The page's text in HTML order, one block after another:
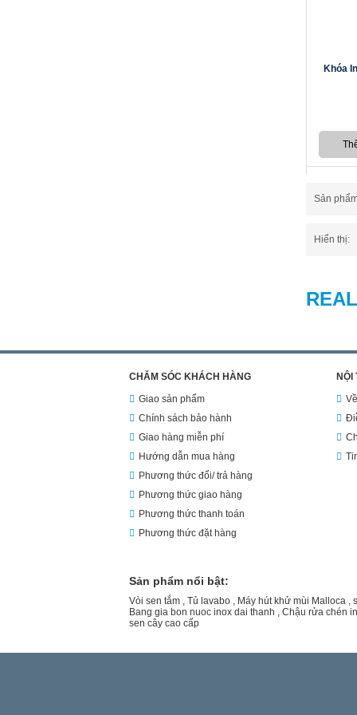
Khóa
Sản
Hiển thị:
REAL
CHĂM SÓC KHÁCH HÀNG
Giao sản phẩm
Chính sách bảo hành
Giao hàng miễn phí
Hướng dẫn mua hàng
Phương thức đổi/ trả hàng
Phương thức giao hàng
Phương thức thanh toán
Phương thức đặt hàng
NỘI
Sản phẩm nổi bật:
Vòi sen tắm , Tủ lavabo , Máy hút khử mùi Malloca ,
Bang gia bon nuoc inox dai thanh , Chậu rửa chén
sen cây cao cấp